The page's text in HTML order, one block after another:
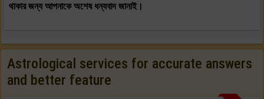
থাকার জন্য আপনাকে অশেষ ধন্যবাদ জানাই।
Astrological services for accurate answers
and better feature